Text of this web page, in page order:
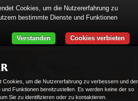
Cookies, um die Nutzererfahrung zu verbessern und
und Funktionen bereitzustellen. Es werden keine der so
Sie zu identifizieren oder zu kontaktieren.
Cookies, um die Nutzererfahrung zu
bestimmte Dienste und Funktionen
Cookies verbieten
Verstanden